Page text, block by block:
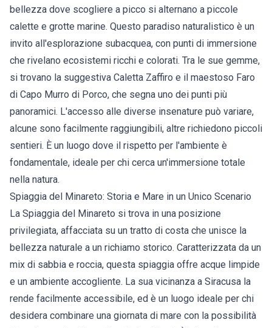
bellezza dove scogliere a picco si alternano a piccole
calette e grotte marine. Questo paradiso naturalistico è un
invito all'esplorazione subacquea, con punti di immersione
che rivelano ecosistemi ricchi e colorati. Tra le sue gemme,
si trovano la suggestiva Caletta Zaffiro e il maestoso Faro
di Capo Murro di Porco, che segna uno dei punti più
panoramici. L'accesso alle diverse insenature può variare,
alcune sono facilmente raggiungibili, altre richiedono piccoli
sentieri. È un luogo dove il rispetto per l'ambiente è
fondamentale, ideale per chi cerca un'immersione totale
nella natura.
Spiaggia del Minareto: Storia e Mare in un Unico Scenario
La Spiaggia del Minareto si trova in una posizione
privilegiata, affacciata su un tratto di costa che unisce la
bellezza naturale a un richiamo storico. Caratterizzata da un
mix di sabbia e roccia, questa spiaggia offre acque limpide
e un ambiente accogliente. La sua vicinanza a Siracusa la
rende facilmente accessibile, ed è un luogo ideale per chi
desidera combinare una giornata di mare con la possibilità